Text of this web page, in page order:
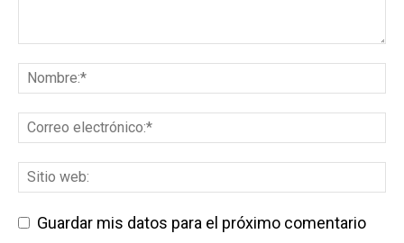
Guardar mis datos para el próximo comentario